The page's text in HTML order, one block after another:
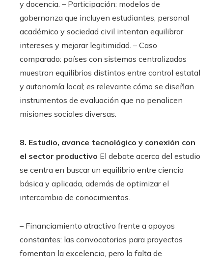
y docencia. – Participación: modelos de
gobernanza que incluyen estudiantes, personal
académico y sociedad civil intentan equilibrar
intereses y mejorar legitimidad. – Caso
comparado: países con sistemas centralizados
muestran equilibrios distintos entre control estatal
y autonomía local; es relevante cómo se diseñan
instrumentos de evaluación que no penalicen
misiones sociales diversas.
8. Estudio, avance tecnológico y conexión con
el sector productivo El debate acerca del estudio
se centra en buscar un equilibrio entre ciencia
básica y aplicada, además de optimizar el
intercambio de conocimientos.
– Financiamiento atractivo frente a apoyos
constantes: las convocatorias para proyectos
fomentan la excelencia, pero la falta de